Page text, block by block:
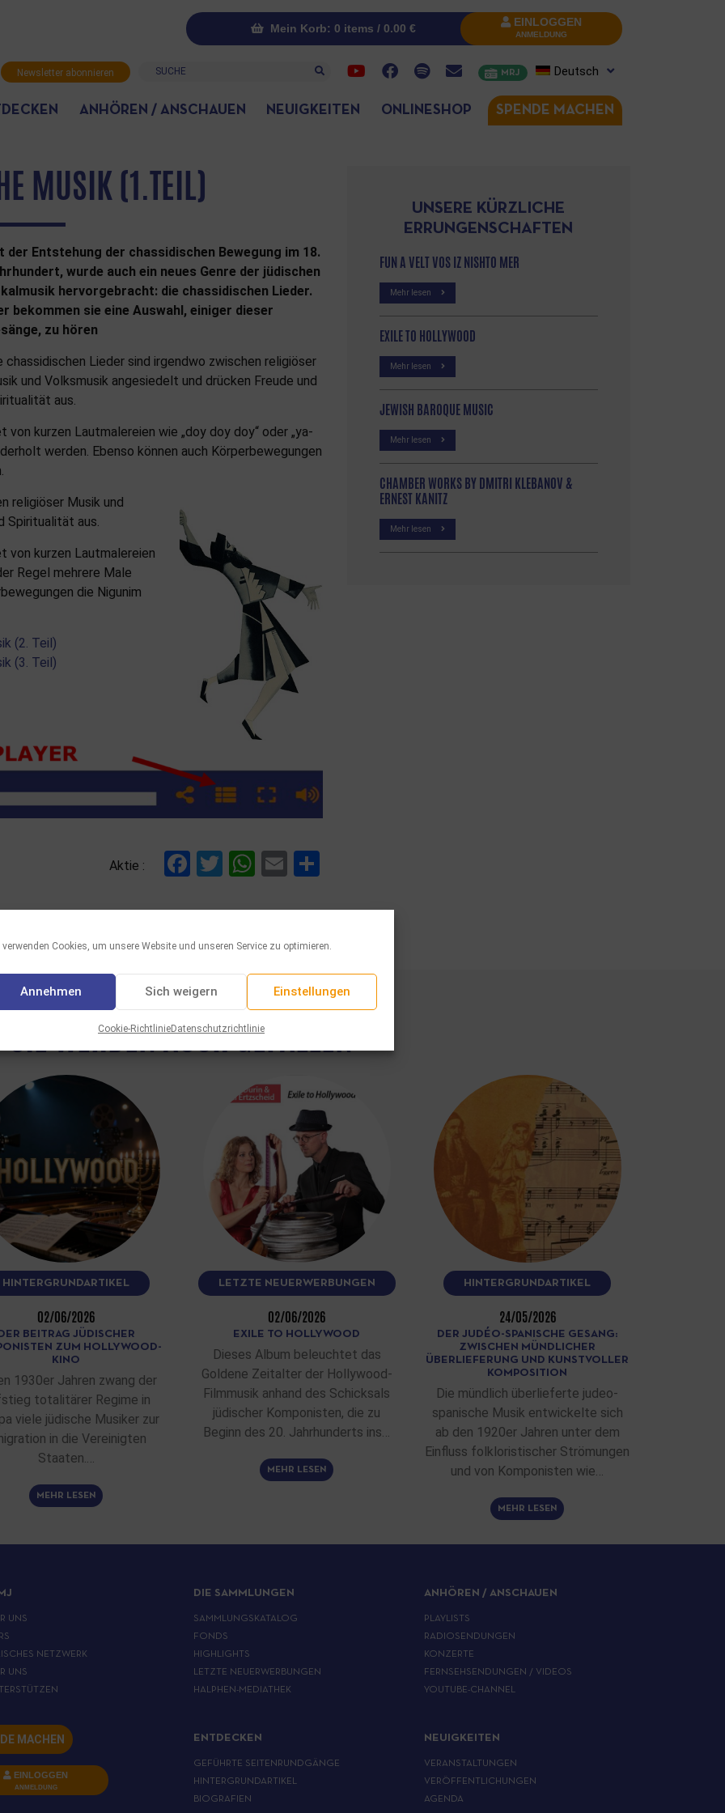
verwenden Cookies, um unsere Website und unseren Service zu optimieren.
Annehmen Sich weigern Einstellungen
Cookie-RichtlinieDatenschutzrichtlinie
Mein Korb: 0 items / 0.00 € EINLOGGEN
ANMELDUNG
Newsletter abonnieren Suche MRJ Deutsch
ANHÖREN / ANSCHAUEN NEUIGKEITEN ONLINESHOP SPENDE MACHEN
MUSIK (1.TEIL)
der Entstehung der chassidischen Bewegung im 18.
wurde auch ein neues Genre der jüdischen
hervorgebracht: die chassidischen Lieder.
bekommen sie eine Auswahl, einiger dieser
zu hören
chassidischen Lieder sind irgendwo zwischen religiöser
und Volksmusik angesiedelt und drücken Freude und
aus.
kurzen Lautmalereien wie „doy doy doy“ oder „ya-
werden. Ebenso können auch Körperbewegungen
religiöser Musik und
Spiritualität aus.
kurzen Lautmalereien
Regel mehrere Male
die Nigunim
(2. Teil)
(3. Teil)
Aktie : Facebook
Twitter
WhatsApp
Email
UNSERE KÜRZLICHE
ERRUNGENSCHAFTEN
FUN A VELT VOS IZ NISHTO MER
Mehr lesen
EXILE TO HOLLYWOOD
Mehr lesen
JEWISH BAROQUE MUSIC
Mehr lesen
CHAMBER WORKS BY DMITRI KLEBANOV &
ERNEST KANITZ
Mehr lesen
SIE WERDEN AUCH GEFALLEN
HINTERGRUNDARTIKEL
02/06/2026
BEITRAG JÜDISCHER
ZUM HOLLYWOOD-
KINO
1930er Jahren zwang der
totalitärer Regime in
viele jüdische Musiker zur
in die Vereinigten
Staaten.…
MEHR LESEN
LETZTE NEUERWERBUNGEN
02/06/2026
EXILE TO HOLLYWOOD
Dieses Album beleuchtet das
Goldene Zeitalter der Hollywood-
Filmmusik anhand des Schicksals
jüdischer Komponisten, die zu
Beginn des 20. Jahrhunderts ins…
MEHR LESEN
HINTERGRUNDARTIKEL
24/05/2026
DER JUDÉO-SPANISCHE GESANG:
ZWISCHEN MÜNDLICHER
ÜBERLIEFERUNG UND KUNSTVOLLER
KOMPOSITION
Die mündlich überlieferte judeo-
spanische Musik entwickelte sich
ab den 1920er Jahren unter dem
Einfluss folkloristischer Strömungen
und von Komponisten wie…
MEHR LESEN
UNS
NETZWERK
UNS
MACHEN
EINLOGGEN
ANMELDUNG
DIE SAMMLUNGEN
SAMMLUNGSKATALOG
FONDS
HIGHLIGHTS
LETZTE NEUERWERBUNGEN
HALPHEN-MEDIATHEK
ENTDECKEN
GEFÜHRTE SEITENRUNDGÄNGE
HINTERGRUNDARTIKEL
BIOGRAFIEN
ANHÖREN / ANSCHAUEN
PLAYLISTS
RADIOSENDUNGEN
KONZERTE
FERNSEHSENDUNGEN / VIDEOS
YOUTUBE-CHANNEL
NEUIGKEITEN
VERANSTALTUNGEN
VERÖFFENTLICHUNGEN
AGENDA